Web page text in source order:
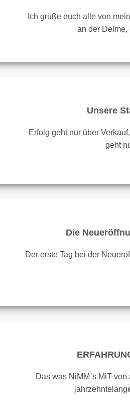
Ich grüße euch alle von
an der Delme,
Unsere
Erfolg geht nur über
geht
Die
Der erste Tag bei der
Das was NiMM`s MiT